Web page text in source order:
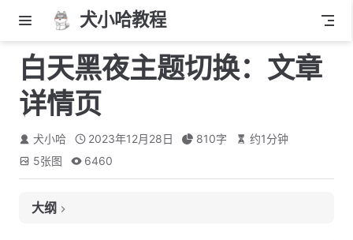
犬小哈教程
白天黑夜主题切换：文章
详情页
犬小哈 2023年12月28日 810字 约1分钟
5张图 6460
大纲